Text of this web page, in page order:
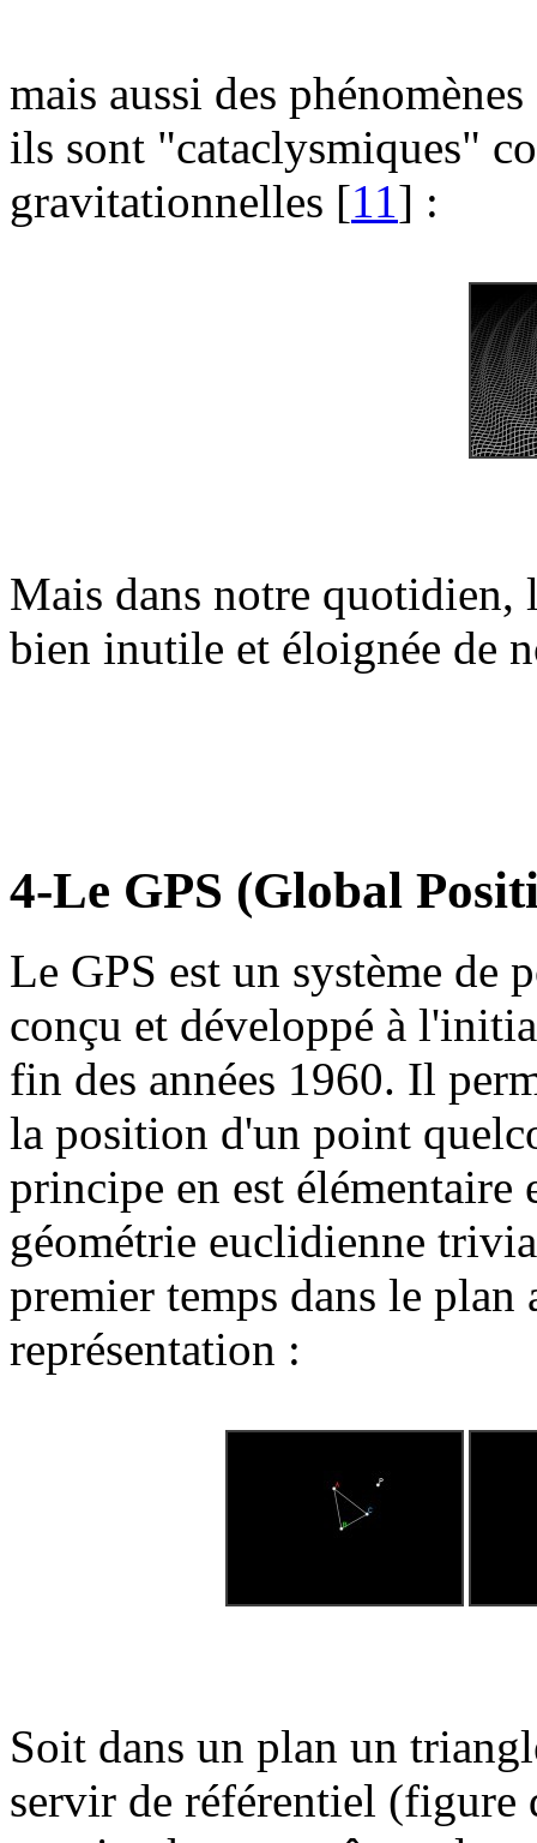
mais aussi des
ils sont "cataclysmiques"
gravitationnelles [11] :
Mais dans notre quotidien,
bien inutile et éloignée de
4-Le GPS (Global
Le GPS est un système de
conçu et développé à
fin des années 1960. Il
la position d'un point
principe en est élémentaire
géométrie euclidienne
premier temps dans le
représentation :
Soit dans un plan un
servir de référentiel (figure